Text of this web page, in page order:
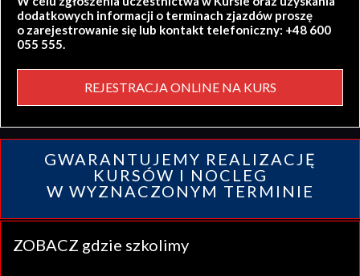
dodatkowych informacji o terminach zjazdów proszę
o zarejestrowanie się lub kontakt telefoniczny: +48 600
055 555.
REJESTRACJA ONLINE NA KURS
GWARANTUJEMY REALIZACJĘ
KURSÓW I NOCLEG
W WYZNACZONYM TERMINIE
ZOBACZ gdzie szkolimy